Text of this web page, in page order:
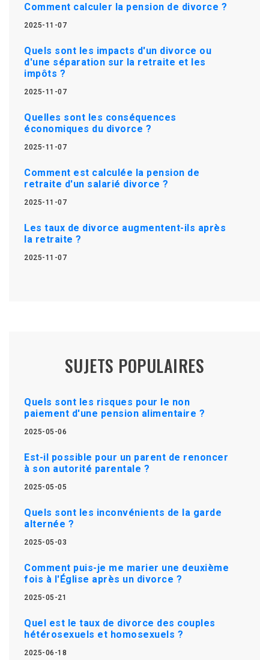
Comment calculer la pension de divorce ?
2025-11-07
Quels sont les impacts d'un divorce ou
d'une séparation sur la retraite et les
impôts ?
2025-11-07
Quelles sont les conséquences
économiques du divorce ?
2025-11-07
Comment est calculée la pension de
retraite d'un salarié divorce ?
2025-11-07
Les taux de divorce augmentent-ils après
la retraite ?
2025-11-07
SUJETS POPULAIRES
Quels sont les risques pour le non
paiement d'une pension alimentaire ?
2025-05-06
Est-il possible pour un parent de renoncer
à son autorité parentale ?
2025-05-05
Quels sont les inconvénients de la garde
alternée ?
2025-05-03
Comment puis-je me marier une deuxième
fois à l'Église après un divorce ?
2025-05-21
Quel est le taux de divorce des couples
hétérosexuels et homosexuels ?
2025-06-18